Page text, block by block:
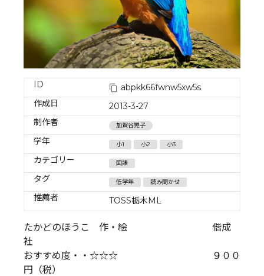
ID
abpkk66fwnw5xw5s
作成日
2013-3-27
制作者
加賀谷晃子
学年 小1 小2 小3
カテゴリー 国語
タグ 低学年 読み聞かせ
推薦者 TOSS栃木ML
たかどのほうこ 作・絵 偕成
社
おすすめ度・・☆☆☆ ９００
円（税）